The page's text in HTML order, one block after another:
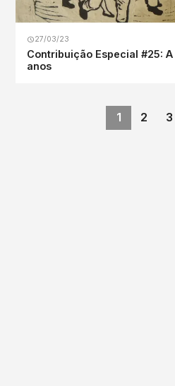
27/03/23
Contribuição Especial #25:
anos
1 2 3